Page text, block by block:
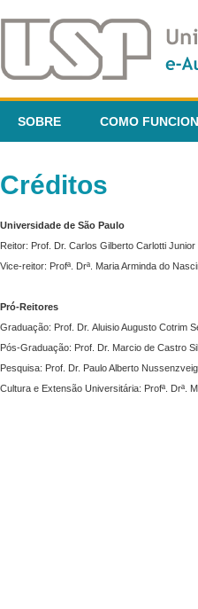
SOBRE COMO
Créditos
Universidade de São Paulo
Reitor: Prof. Dr. Carlos Gilberto Carlotti Junior
Vice-reitor: Profª. Drª. Maria Arminda do
Pró-Reitores
Graduação: Prof. Dr. Aluisio Augusto Cotrim
Pós-Graduação: Prof. Dr. Marcio de Castro
Pesquisa: Prof. Dr. Paulo Alberto Nussenzveig
Cultura e Extensão Universitária: Profª. Drª.